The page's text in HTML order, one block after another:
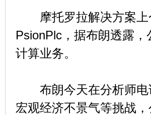
摩托罗拉解决方案上
PsionPlc，据布朗透露
计算业务。
布朗今天在分析师电
宏观经济不景气等挑战